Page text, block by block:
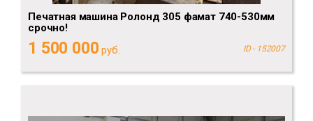
Печатная машина Ролонд 305 фамат 740-530мм
срочно!
1 500 000 руб. ID - 152007